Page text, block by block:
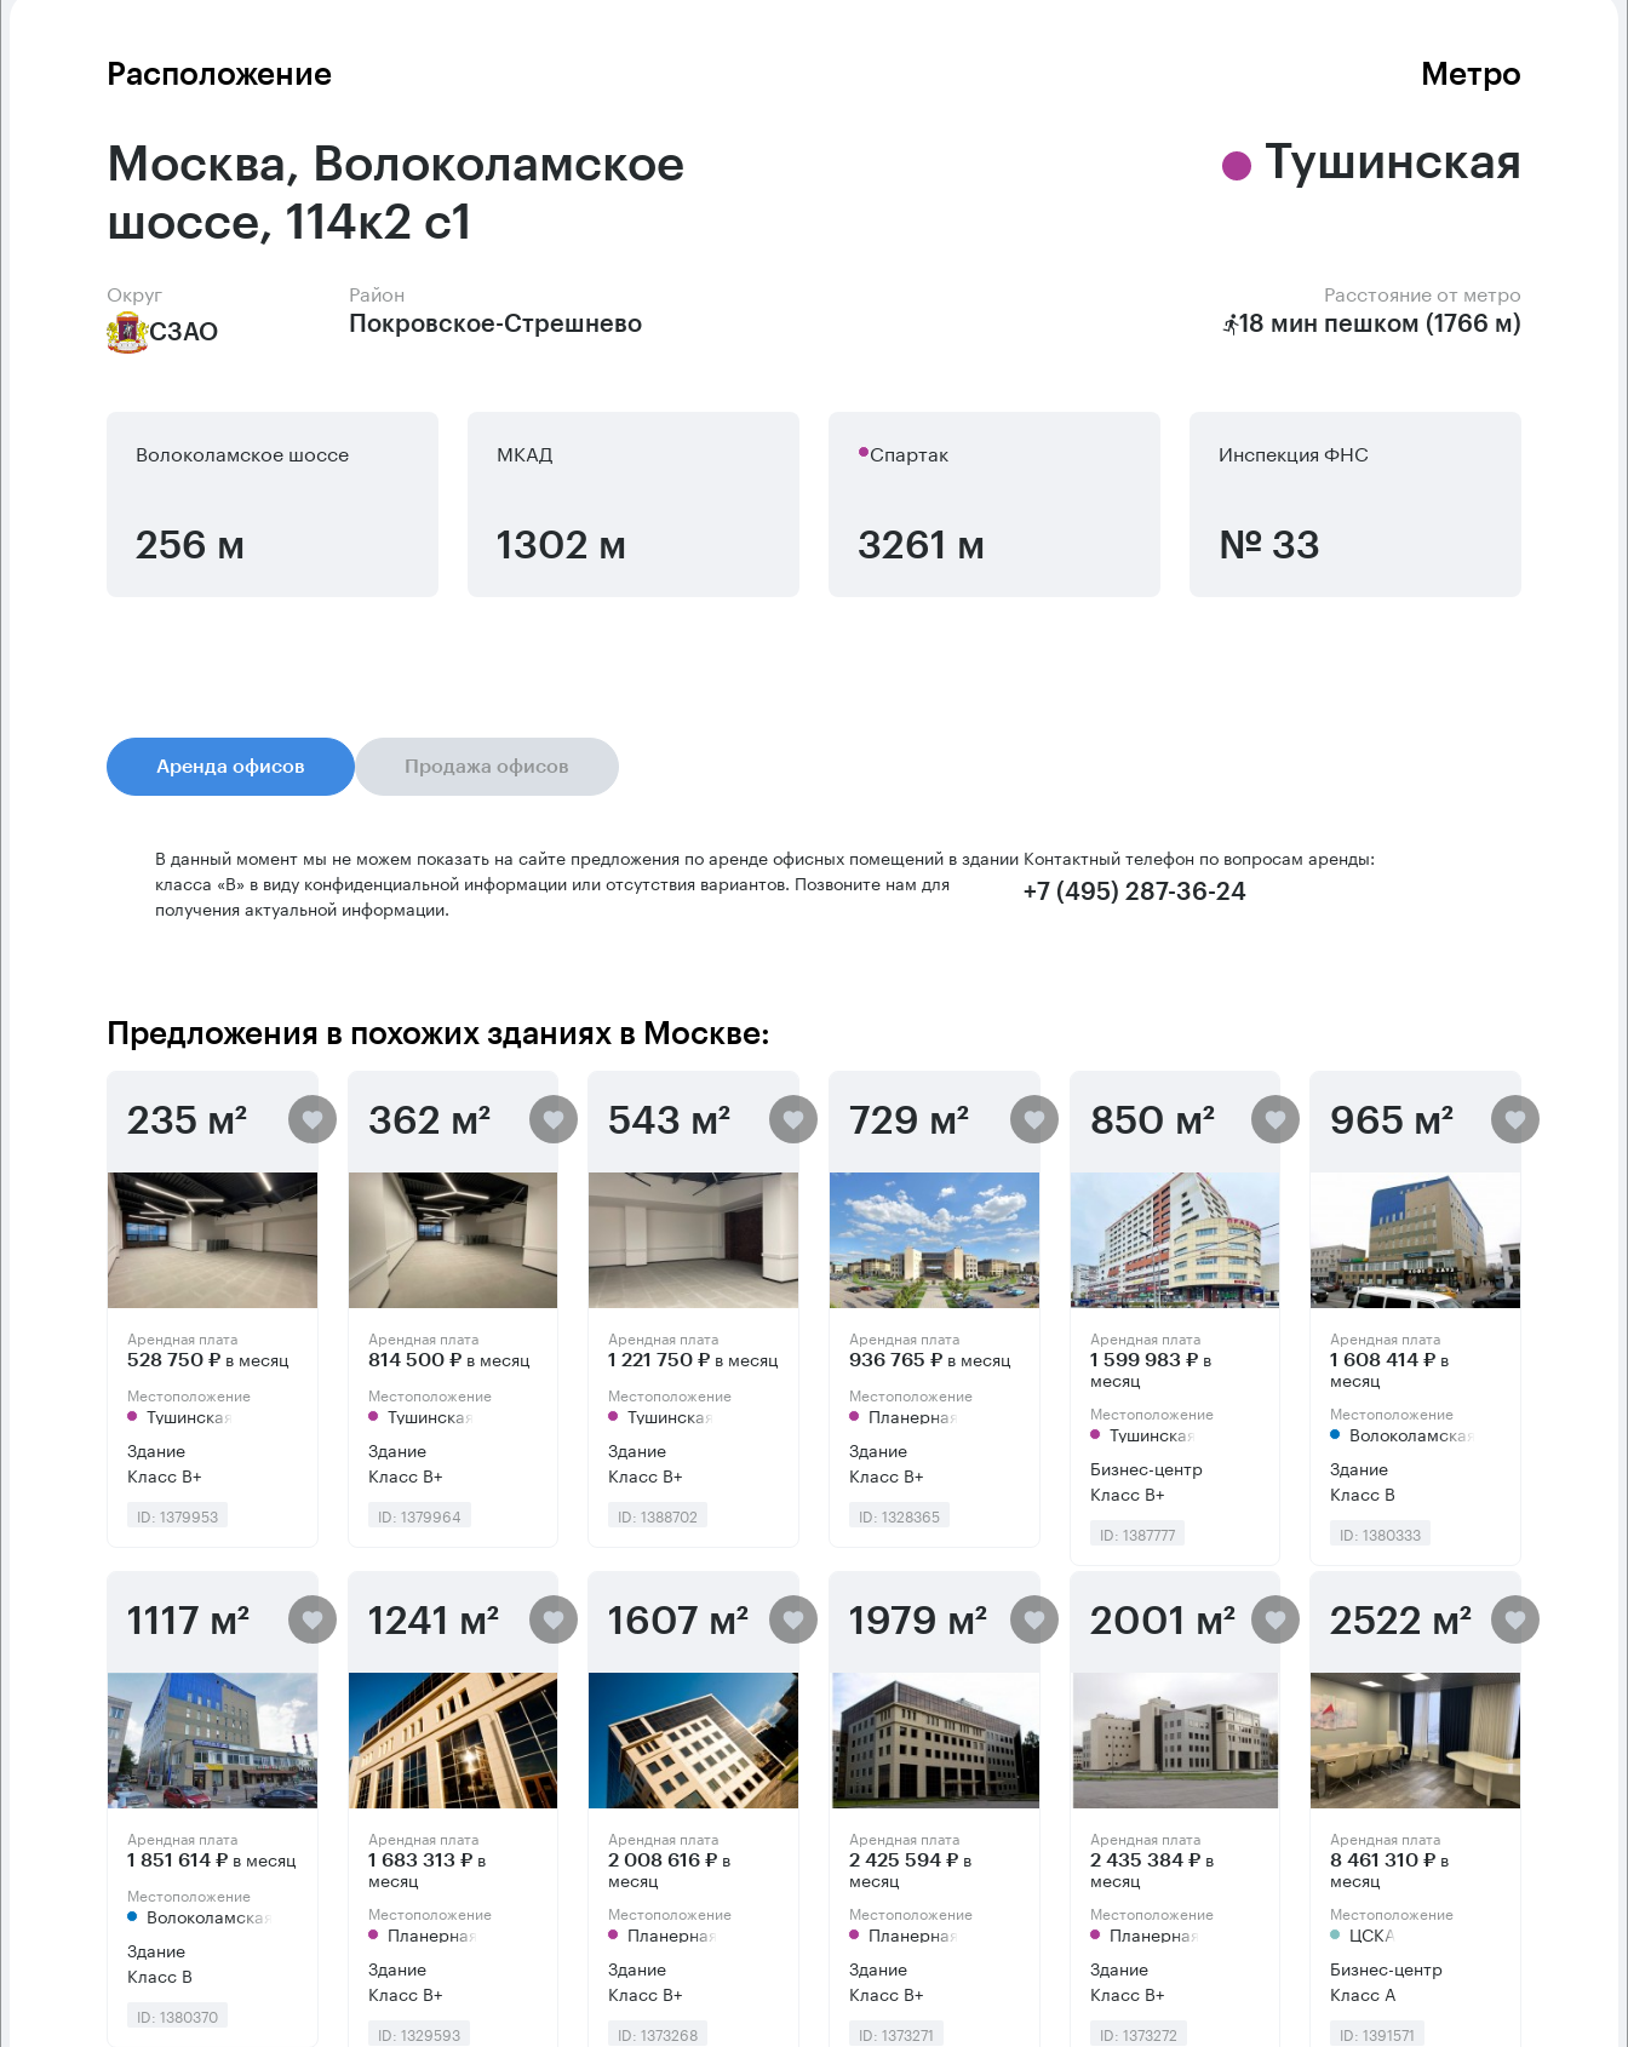
Расположение
Москва, Волоколамское
шоссе, 114к2 с1
Метро
Тушинская
Округ
СЗАО
Район
Покровское-Стрешнево
Расстояние от метро
18 мин пешком (1766 м)
Волоколамское шоссе
256 м
МКАД
1302 м
Спартак
3261 м
Инспекция ФНС
№ 33
Аренда офисов Продажа офисов
В данный момент мы не можем показать на сайте предложения по аренде офисных помещений в здании
класса «B» в виду конфиденциальной информации или отсутствия вариантов. Позвоните нам для
получения актуальной информации.
Контактный телефон по вопросам аренды:
+7 (495) 287-36-24
Предложения в похожих зданиях в Москве:
235 м²
Арендная плата
528 750 ₽ в месяц
Местоположение
Тушинская
Здание
Класс B+
ID: 1379953
362 м²
Арендная плата
814 500 ₽в месяц
Местоположение
Тушинская
Здание
Класс B+
ID: 1379964
543 м²
Арендная плата
1 221 750 ₽ в месяц
Местоположение
Тушинская
Здание
Класс B+
ID: 1388702
729 м²
Арендная плата
936 765 ₽в месяц
Местоположение
Планерная
Здание
Класс B+
ID: 1328365
850 м²
Арендная плата
1 599 983 ₽в
месяц
Местоположение
Тушинская
Бизнес-центр
Класс B+
ID: 1387777
965 м²
Арендная плата
1 608 414 ₽ в
месяц
Местоположение
Волоколамская
Здание
Класс B
ID: 1380333
1117 м²
Арендная плата
1 851 614 ₽ в месяц
Местоположение
Волоколамская
Здание
Класс B
ID: 1380370
1241 м²
Арендная плата
1 683 313 ₽в
месяц
Местоположение
Планерная
Здание
Класс B+
ID: 1329593
1607 м²
Арендная плата
2 008 616 ₽ в
месяц
Местоположение
Планерная
Здание
Класс B+
ID: 1373268
1979 м²
Арендная плата
2 425 594 ₽в
месяц
Местоположение
Планерная
Здание
Класс B+
ID: 1373271
2001 м²
Арендная плата
2 435 384 ₽в
месяц
Местоположение
Планерная
Здание
Класс B+
ID: 1373272
2522 м²
Арендная плата
8 461 310 ₽ в
месяц
Местоположение
ЦСКА
Бизнес-центр
Класс А
ID: 1391571